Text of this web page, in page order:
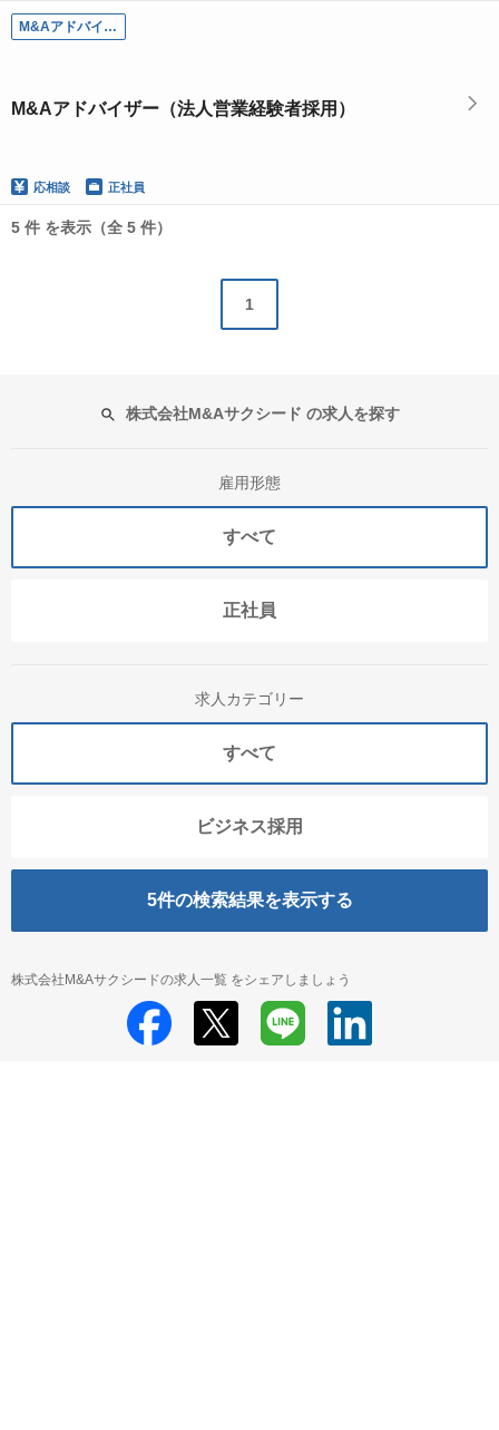
M&Aアドバイザー（法人営業経験者採用）
M&Aアドバイザー（法人営業経験者採用）
応相談 正社員
5 件 を表示（全 5 件）
1
株式会社M&Aサクシード の求人を探す
雇用形態
すべて
正社員
求人カテゴリー
すべて
ビジネス採用
5件の検索結果を表示する
株式会社M&Aサクシードの求人一覧 をシェアしましょう